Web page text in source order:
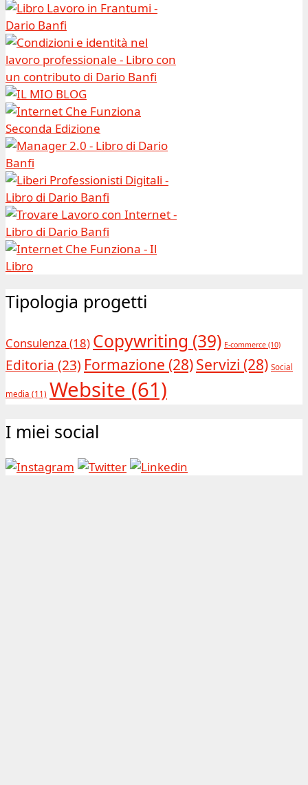
Tipologia progetti
Consulenza (18) Copywriting (39) E-commerce (10)
Editoria (23) Formazione (28)Servizi (28) Social
media (11) Website (61)
I miei social